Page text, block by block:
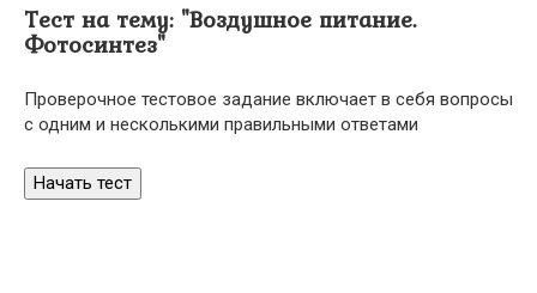
Тест на тему: "Воздушное питание.
Фотосинтез"
Проверочное тестовое задание включает в себя вопросы
с одним и несколькими правильными ответами